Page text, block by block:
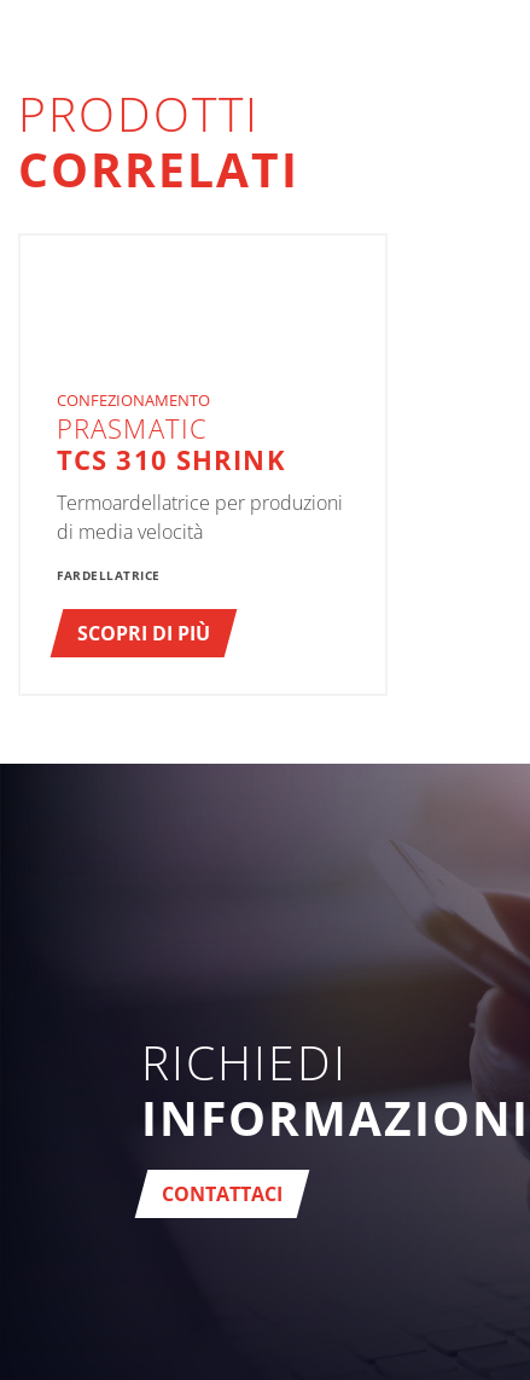
PRODOTTI
CORRELATI
CONFEZIONAMENTO
PRASMATIC
TCS 310 SHRINK
Termoardellatrice per produzioni
di media velocità
FARDELLATRICE
SCOPRI DI PIÙ
RICHIEDI
INFORMAZIONI
CONTATTACI